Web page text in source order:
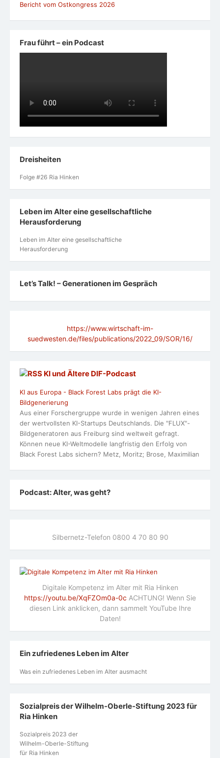
Bericht vom Ostkongress 2026
Frau führt – ein Podcast
Dreisheiten
Folge #26 Ria Hinken
Leben im Alter eine gesellschaftliche
Herausforderung
Leben im Alter eine gesellschaftliche
Herausforderung
Let’s Talk! – Generationen im Gespräch
https://www.wirtschaft-im-
suedwesten.de/files/publications/2022_09/SOR/16/
KI und Ältere DlF-Podcast
KI aus Europa - Black Forest Labs prägt die KI-
Bildgenerierung
Aus einer Forschergruppe wurde in wenigen Jahren eines
der wertvollsten KI-Startups Deutschlands. Die "FLUX"-
Bildgeneratoren aus Freiburg sind weltweit gefragt.
Können neue KI-Weltmodelle langfristig den Erfolg von
Black Forest Labs sichern? Metz, Moritz; Brose, Maximilian
Podcast: Alter, was geht?
Silbernetz-Telefon 0800 4 70 80 90
Digitale Kompetenz im Alter mit Ria Hinken
https://youtu.be/XqFZOm0a-0c ACHTUNG! Wenn Sie
diesen Link anklicken, dann sammelt YouTube Ihre
Daten!
Ein zufriedenes Leben im Alter
Was ein zufriedenes Leben im Alter ausmacht
Sozialpreis der Wilhelm-Oberle-Stiftung 2023 für
Ria Hinken
Sozialpreis 2023 der
Wilhelm-Oberle-Stiftung
für Ria Hinken